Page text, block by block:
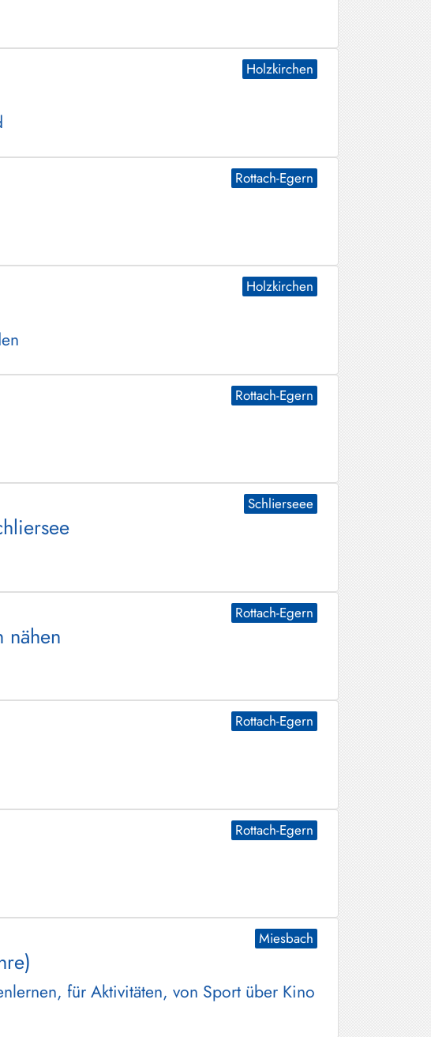
Holzkirchen
Rottach-Egern
Holzkirchen
Rottach-Egern
Schlierseee
Rottach-Egern
nähen
Rottach-Egern
Rottach-Egern
Miesbach
für Aktivitäten, von Sport über Kino